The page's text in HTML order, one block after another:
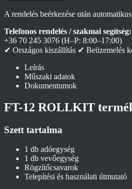
A rendelés beérkezése után
Telefonos rendelés / szakmai segítség:
+36 70 245 3076 (H–P: 8:00–17:00)
✔ Országos kiszállítás ✔ Beüzemelés
Leírás
Műszaki adatok
Dokumentumok
FT-12 ROLLKIT
Szett tartalma
1 db adóegység
1 db vevőegység
Rögzítőcsavarok
Telepítési és használati útmutató